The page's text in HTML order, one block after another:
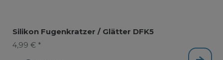
Silikon Fugenkratzer / Glätter DFK5
4,99 € *